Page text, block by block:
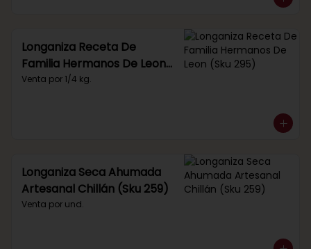
Longaniza Receta De
Familia Hermanos De Leon
(Sku 295)
Venta por 1/4 kg.
Longaniza Seca Ahumada
Artesanal Chillán (Sku 259)
Venta por und.